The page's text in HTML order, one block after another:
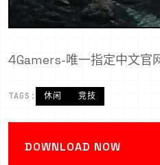
4Gamers-唯一指定中文官
TAGS: 休闲 竞技
DOWNLOAD NOW